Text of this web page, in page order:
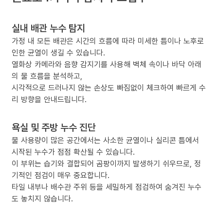
실내 배관 누수 탐지
가정 내 모든 배관은 시간의 흐름에 따라 미세한 틈이나 노후로
인한 균열이 생길 수 있습니다.
열화상 카메라와 음향 감지기를 사용해 벽체 속이나 바닥 아래
의 물 흐름을 분석하고,
시각적으로 드러나지 않는 손상도 빠짐없이 체크하여 빠르게 수
리 방향을 안내드립니다.
욕실 및 주방 누수 진단
물 사용량이 많은 공간에서는 사소한 균열이나 실리콘 틈에서
시작된 누수가 점점 확산될 수 있습니다.
이 부위는 습기와 결합되어 곰팡이까지 발생하기 쉬우므로, 정
기적인 점검이 매우 중요합니다.
타일 내부나 배수관 주위 등을 세밀하게 점검하여 숨겨진 누수
도 놓치지 않습니다.